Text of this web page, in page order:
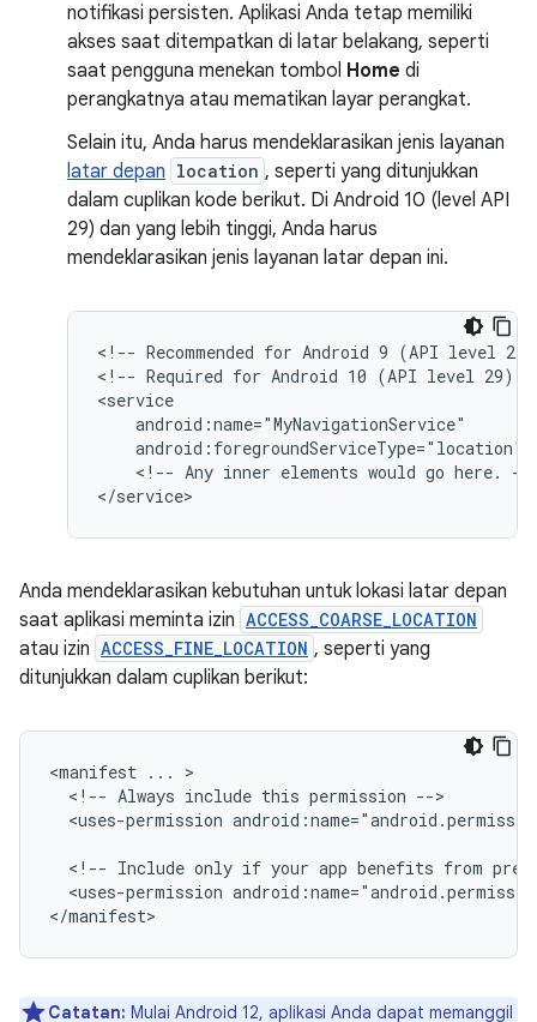
notifikasi persisten. Aplikasi Anda tetap memiliki
akses saat ditempatkan di latar belakang, seperti
saat pengguna menekan tombol Home di
perangkatnya atau mematikan layar perangkat.
Selain itu, Anda harus mendeklarasikan jenis layanan
latar depan location , seperti yang ditunjukkan
dalam cuplikan kode berikut. Di Android 10 (level API
29) dan yang lebih tinggi, Anda harus
mendeklarasikan jenis layanan latar depan ini.
<!-- Recommended for Android 9 (API level 28)
<!-- Required for Android 10 (API level 29)
android:foregroundServiceType="location"
<!-- Any inner elements would go here.
--
Anda mendeklarasikan kebutuhan untuk lokasi latar depan
saat aplikasi meminta izin ACCESS_COARSE_LOCATION
atau izin ACCESS_FINE_LOCATION , seperti yang
ditunjukkan dalam cuplikan berikut:
<manifest ...
<!-- Always include this permission
<uses-permission
<!-- Include only if your app benefits from
<uses-permission
Catatan: Mulai Android 12, aplikasi Anda dapat memanggil